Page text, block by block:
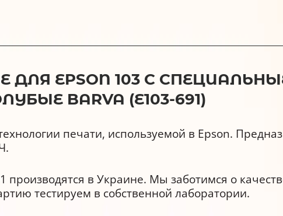
EPSON 103 C
BARVA (E103-691)
печати, используемой в Epson.
производятся в Украине. Мы заботимся о
тестируем в собственной лаборатории.